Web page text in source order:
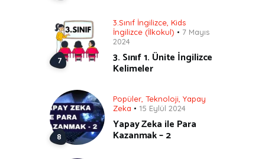
3.Sınıf İngilizce Kids
İngilizce (İlkokul)
7 Mayıs
2024
3. Sınıf 1. Ünite İngilizce
Kelimeler
Popüler, Teknoloji, Yapay
Zeka
15 Eylül 2024
Yapay Zeka ile Para
Kazanmak – 2